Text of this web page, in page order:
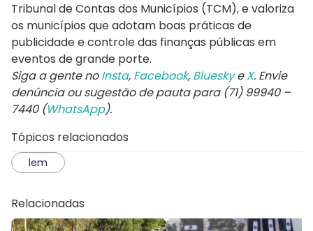
Tribunal de Contas dos Municípios (TCM), e valoriza
os municípios que adotam boas práticas de
publicidade e controle das finanças públicas em
eventos de grande porte.
Siga a gente noInsta, Facebook, BlueskyeX. Envie
denúncia ou sugestão de pauta para (71) 99940 –
7440 (WhatsApp).
Tópicos relacionados
lem
Relacionadas